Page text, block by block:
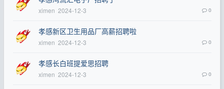
ximen 2024-12-3 0
孝感新区卫生用品厂高薪招聘啦
ximen 2024-12-3 0
孝感长白班提爱思招聘
ximen 2024-12-3 0